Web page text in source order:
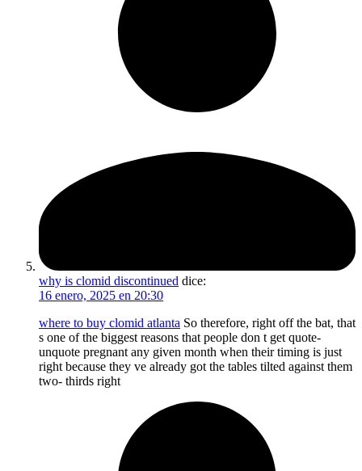
why is clomid discontinued dice:
16 enero, 2025 en 20:30
where to buy clomid atlanta So therefore, right off the bat, that
s one of the biggest reasons that people don t get quote-
unquote pregnant any given month when their timing is just
right because they ve already got the tables tilted against them
two- thirds right